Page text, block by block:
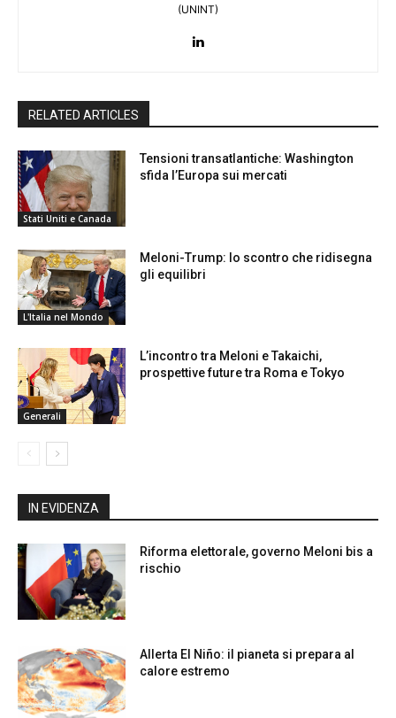
(UNINT)
RELATED ARTICLES
Stati Uniti e Canada
Tensioni transatlantiche: Washington
sfida l’Europa sui mercati
L'Italia nel Mondo
Meloni-Trump: lo scontro che ridisegna
gli equilibri
Generali
L’incontro tra Meloni e Takaichi,
prospettive future tra Roma e Tokyo
IN EVIDENZA
Riforma elettorale, governo Meloni bis a
rischio
Allerta El Niño: il pianeta si prepara al
calore estremo